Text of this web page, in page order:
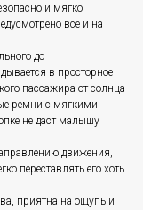
и мягко
все и на
до
в просторное
пассажира от солнца
ремни с мягкими
не даст малышу
движения,
переставлять его хоть
приятна на ощупь и